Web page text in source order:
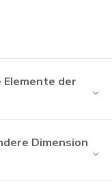
Elemente der
Dimension